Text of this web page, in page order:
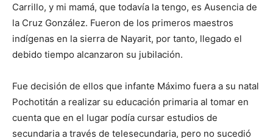
Carrillo, y mi mamá, que todavía la tengo, es Ausencia de
la Cruz González. Fueron de los primeros maestros
indígenas en la sierra de Nayarit, por tanto, llegado el
debido tiempo alcanzaron su jubilación.
Fue decisión de ellos que infante Máximo fuera a su natal
Pochotitán a realizar su educación primaria al tomar en
cuenta que en el lugar podía cursar estudios de
secundaria a través de telesecundaria, pero no sucedió